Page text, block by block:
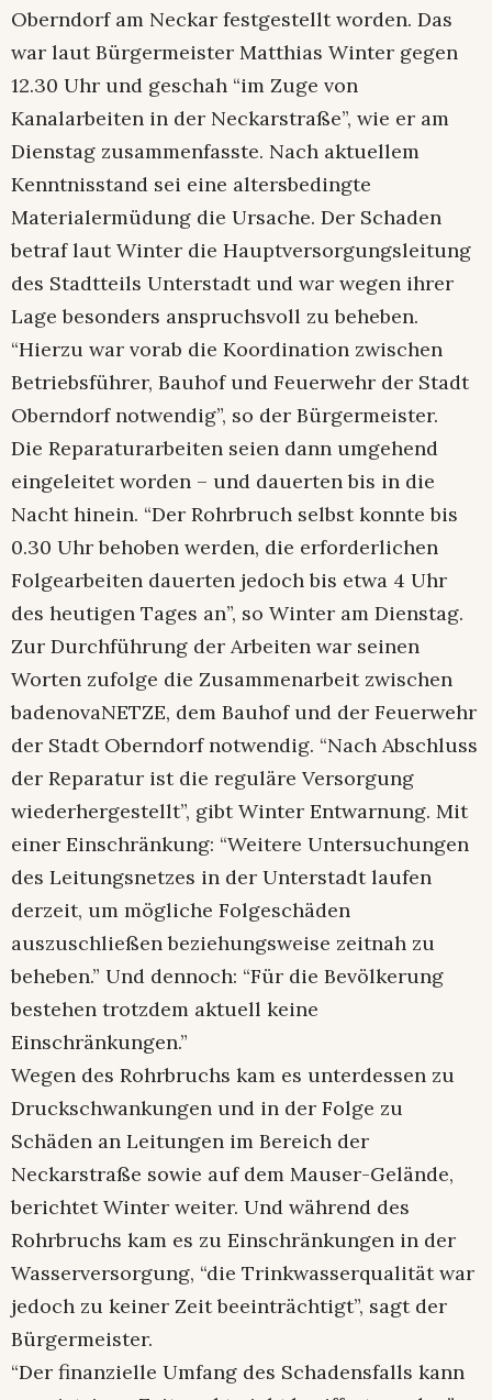
Oberndorf am Neckar festgestellt worden. Das
war laut Bürgermeister Matthias Winter gegen
12.30 Uhr und geschah “im Zuge von
Kanalarbeiten in der Neckarstraße”, wie er am
Dienstag zusammenfasste. Nach aktuellem
Kenntnisstand sei eine altersbedingte
Materialermüdung die Ursache. Der Schaden
betraf laut Winter die Hauptversorgungsleitung
des Stadtteils Unterstadt und war wegen ihrer
Lage besonders anspruchsvoll zu beheben.
“Hierzu war vorab die Koordination zwischen
Betriebsführer, Bauhof und Feuerwehr der Stadt
Oberndorf notwendig”, so der Bürgermeister.
Die Reparaturarbeiten seien dann umgehend
eingeleitet worden – und dauerten bis in die
Nacht hinein. “Der Rohrbruch selbst konnte bis
0.30 Uhr behoben werden, die erforderlichen
Folgearbeiten dauerten jedoch bis etwa 4 Uhr
des heutigen Tages an”, so Winter am Dienstag.
Zur Durchführung der Arbeiten war seinen
Worten zufolge die Zusammenarbeit zwischen
badenovaNETZE, dem Bauhof und der Feuerwehr
der Stadt Oberndorf notwendig. “Nach Abschluss
der Reparatur ist die reguläre Versorgung
wiederhergestellt”, gibt Winter Entwarnung. Mit
einer Einschränkung: “Weitere Untersuchungen
des Leitungsnetzes in der Unterstadt laufen
derzeit, um mögliche Folgeschäden
auszuschließen beziehungsweise zeitnah zu
beheben.” Und dennoch: “Für die Bevölkerung
bestehen trotzdem aktuell keine
Einschränkungen.”
Wegen des Rohrbruchs kam es unterdessen zu
Druckschwankungen und in der Folge zu
Schäden an Leitungen im Bereich der
Neckarstraße sowie auf dem Mauser-Gelände,
berichtet Winter weiter. Und während des
Rohrbruchs kam es zu Einschränkungen in der
Wasserversorgung, “die Trinkwasserqualität war
jedoch zu keiner Zeit beeinträchtigt”, sagt der
Bürgermeister.
“Der finanzielle Umfang des Schadensfalls kann